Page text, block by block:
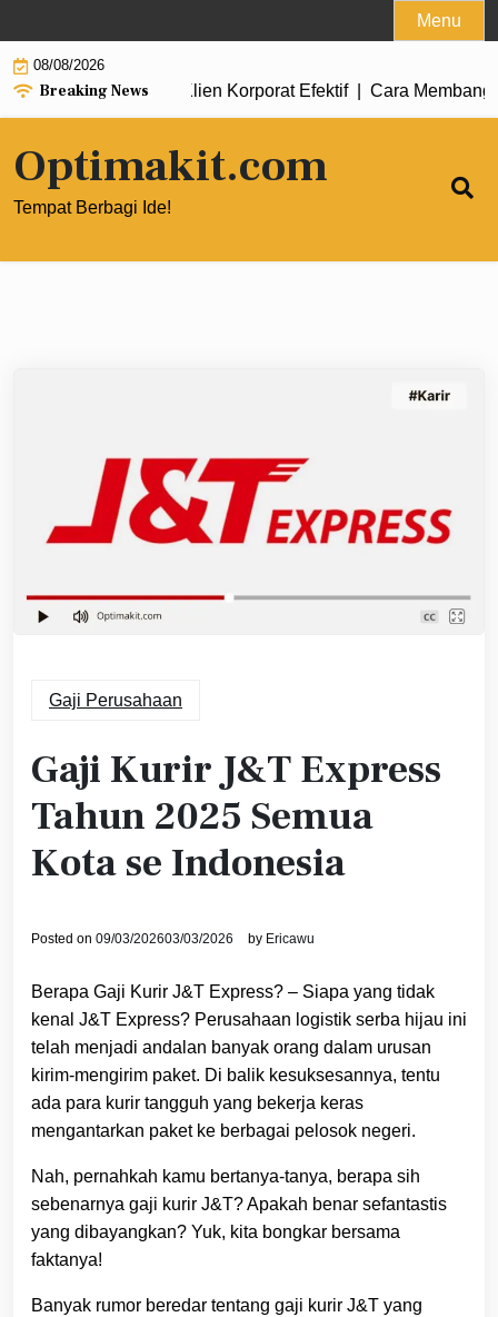
to
content
Menu
08/08/2026
Breaking News
Mendapatkan Klien Korporat Efektif |Cara Membangun
Optimakit.com
Tempat Berbagi Ide!
Gaji Perusahaan
Gaji Kurir J&T Express
Tahun 2025 Semua
Kota se Indonesia
Posted on 09/03/202603/03/2026 by Ericawu
Berapa Gaji Kurir J&T Express? – Siapa yang tidak
kenal J&T Express? Perusahaan logistik serba hijau ini
telah menjadi andalan banyak orang dalam urusan
kirim-mengirim paket. Di balik kesuksesannya, tentu
ada para kurir tangguh yang bekerja keras
mengantarkan paket ke berbagai pelosok negeri.
Nah, pernahkah kamu bertanya-tanya, berapa sih
sebenarnya gaji kurir J&T? Apakah benar sefantastis
yang dibayangkan? Yuk, kita bongkar bersama
faktanya!
Banyak rumor beredar tentang gaji kurir J&T yang